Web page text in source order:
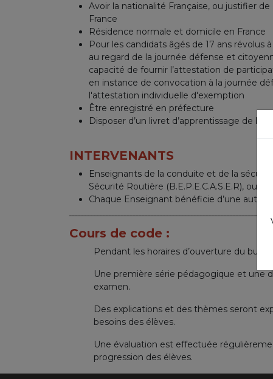
Avoir la nationalité Française, ou justifier
France
Résidence normale et domicile en France
Pour les candidats âgés de 17 ans révolus
au regard de la journée défense et
capacité de fournir l’attestation de
en instance de convocation à la journée
l'attestation individuelle d'exemption
Être enregistré en préfecture
Disposer d’un livret d’apprentissage de la
INTERVENANTS
Enseignants de la conduite et de la
Sécurité Routière (B.E.P.E.C.A.S.E.R), ou
Chaque Enseignant bénéficie d’une
Cours de code :
Pendant les horaires d’ouverture du
Une première série pédagogique et une
examen.
Des explications et des thèmes seront
besoins des élèves.
Une évaluation est effectuée
progression des élèves.